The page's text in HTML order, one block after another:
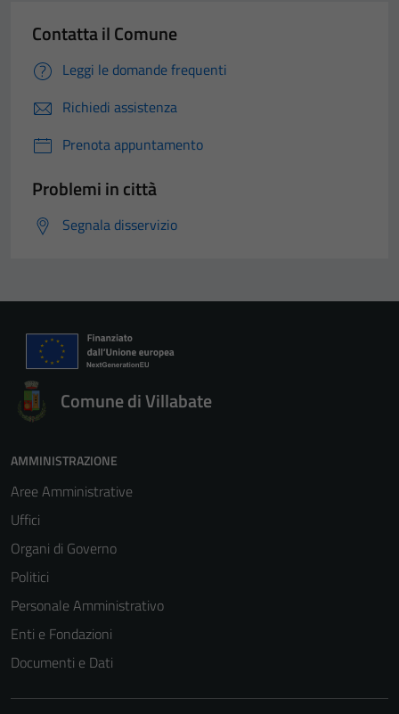
Contatta il Comune
Leggi le domande frequenti
Richiedi assistenza
Prenota appuntamento
Problemi in città
Segnala disservizio
Comune di Villabate
AMMINISTRAZIONE
Aree Amministrative
Uffici
Organi di Governo
Politici
Personale Amministrativo
Enti e Fondazioni
Documenti e Dati